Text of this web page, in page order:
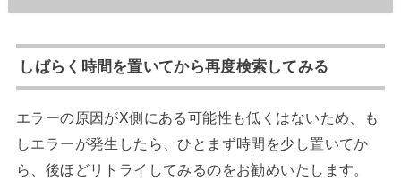
しばらく時間を置いてから再度検索してみる
エラーの原因がX側にある可能性も低くはないため、も
しエラーが発生したら、ひとまず時間を少し置いてか
ら、後ほどリトライしてみるのをお勧めいたします。